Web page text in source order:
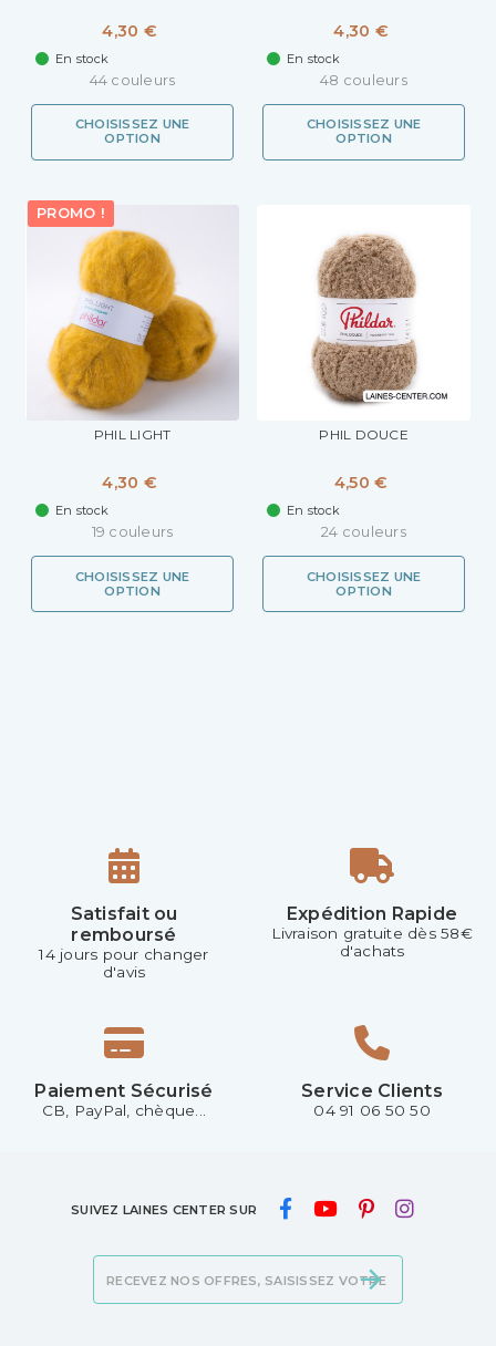
4,30 €
En stock
44 couleurs
CHOISISSEZ UNE
OPTION
4,30 €
En stock
48 couleurs
CHOISISSEZ UNE
OPTION
PROMO !
PHIL LIGHT
4,30 €
En stock
19 couleurs
CHOISISSEZ UNE
OPTION
PHIL DOUCE
4,50 €
En stock
24 couleurs
CHOISISSEZ UNE
OPTION
Satisfait ou
remboursé
14 jours pour changer
d'avis
Expédition Rapide
Livraison gratuite dès 58€
d'achats
Paiement Sécurisé
CB, PayPal, chèque...
Service Clients
04 91 06 50 50
SUIVEZ LAINES CENTER SUR